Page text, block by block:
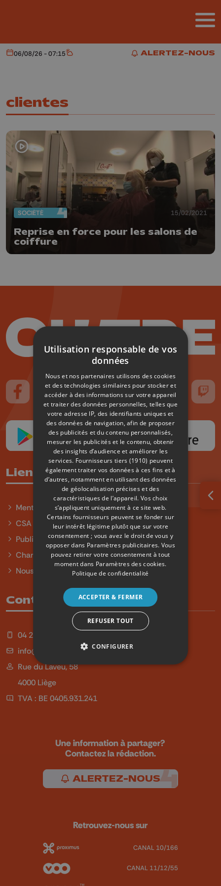
ALERTEZ-NOUS
ALERTEZ-NOUS
Aujourd'hui
06/08/26 - 07:15 Météo
clientes
SOCIÉTÉ 15/02/2021
Reprise en force pour les salons de
coiffure
Suivez-nous sur FaceBook
Suivez-nous sur Instagram
Suivez-nous sur TikTok
Suivez-nous sur YouTube
Suivez-nous
Liens utiles
Mentions légales
CSA
Publicité
Charte sur l'égalité et la diversité
Nous contacter
Contact
04 254 99 99
info@qu4tre.be
Rue du Laveu, 58
4000 Liège
TVA : BE 0405.931.241
Une information à partager?
Contactez la rédaction.
ALERTEZ-NOUS
Retrouvez-nous sur
CANAL 10/166
CANAL 11/12/55
Utilisation responsable de vos
données
Nous et nos partenaires utilisons des cookies
et des technologies similaires pour stocker et
accéder à des informations sur votre appareil
et traiter des données personnelles, telles que
votre adresse IP, des identifiants uniques et
des données de navigation, afin de proposer
des publicités et du contenu personnalisés,
mesurer les publicités et le contenu, obtenir
des insights d’audience et améliorer les
services. Fournisseurs tiers (1910) peuvent
également traiter vos données à ces fins et à
d’autres, notamment en utilisant des données
de géolocalisation précises et des
caractéristiques de l’appareil. Vos choix
s’appliquent uniquement à ce site web.
Certains fournisseurs peuvent se fonder sur
leur intérêt légitime plutôt que sur votre
consentement ; vous avez le droit de vous y
opposer dans Paramètres publicitaires. Vous
pouvez retirer votre consentement à tout
moment dans Paramètres des cookies.
Politique de confidentialité
ACCEPTER & FERMER
REFUSER TOUT
CONFIGURER